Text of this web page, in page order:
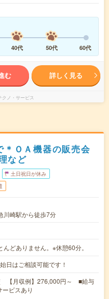
40代 50代 60代
む 詳しく見る
クノ・サービス
＊ＯＡ機器の販売会
など
土日祝日が休み
川崎駅から徒歩7分
どありません。※休憩60分。
日はご相談可能です！
【月収例】276,000円～ ■給与
ビスあり